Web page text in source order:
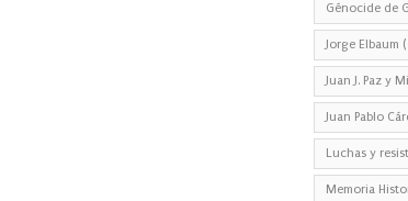
Génocide de
Jorge Elbaum
Juan J. Paz y
Juan Pablo
Luchas y
Memoria